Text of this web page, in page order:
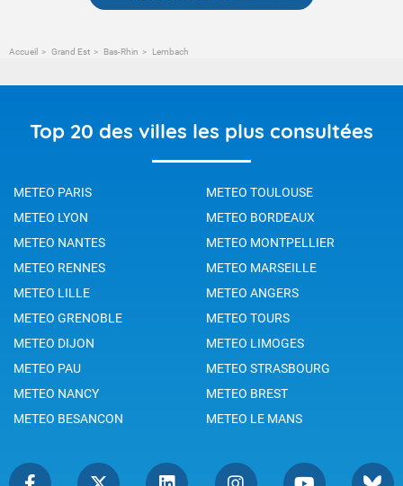
Accueil Grand Est Bas-Rhin Lembach
Top 20 des villes les plus consultées
METEO PARIS
METEO TOULOUSE
METEO LYON
METEO BORDEAUX
METEO NANTES
METEO MONTPELLIER
METEO RENNES
METEO MARSEILLE
METEO LILLE
METEO ANGERS
METEO GRENOBLE
METEO TOURS
METEO DIJON
METEO LIMOGES
METEO PAU
METEO STRASBOURG
METEO NANCY
METEO BREST
METEO BESANCON
METEO LE MANS